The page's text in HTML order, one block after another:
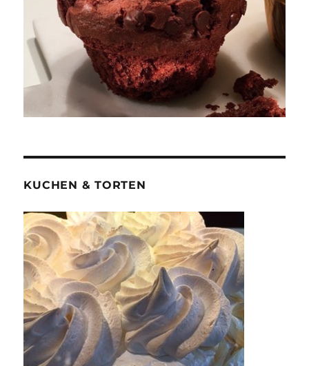
KUCHEN & TORTEN